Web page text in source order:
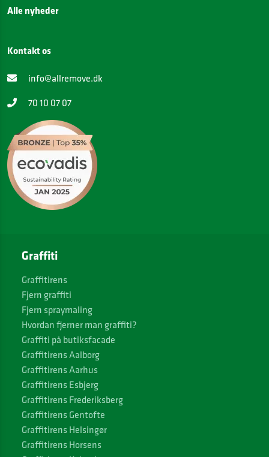
Alle nyheder
Kontakt os
info@allremove.dk
70 10 07 07
Graffiti
Graffitirens
Fjern graffiti
Fjern spraymaling
Hvordan fjerner man graffiti?
Graffiti på butiksfacade
Graffitirens Aalborg
Graffitirens Aarhus
Graffitirens Esbjerg
Graffitirens Frederiksberg
Graffitirens Gentofte
Graffitirens Helsingør
Graffitirens Horsens